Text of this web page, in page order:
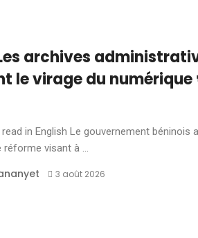
archives
le virage du numérique
in English Le gouvernement béninois a
réforme visant à ...
3 août 2026